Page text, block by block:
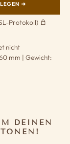
➜
Protokoll)
nicht
mm | Gewicht:
DEINEN